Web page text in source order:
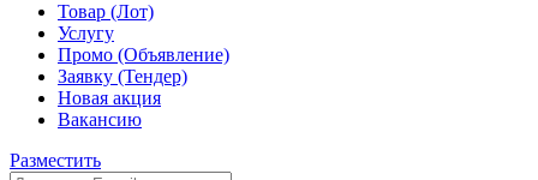
Товар (Лот)
Услугу
Промо (Объявление)
Заявку (Тендер)
Новая акция
Вакансию
Разместить